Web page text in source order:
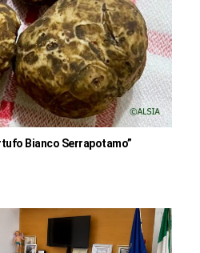
Bianco Serrapotamo”